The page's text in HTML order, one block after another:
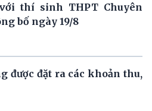
thí sinh THPT Chuyên
bố ngày 19/8
được đặt ra các khoản thu,